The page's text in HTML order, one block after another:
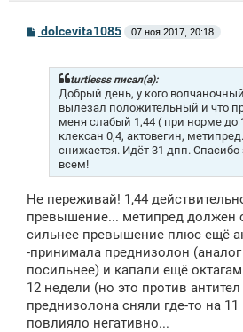
С
о
dolcevita1085 07 ноя 2017, 20:18
turtlesss писал(а):
Добрый день, у кого
вылезал положительный и что
меня слабый 1,44 ( при норме до
клексан 0,4, актовегин,
снижается. Идёт 31 дпп.
всем!
Не переживай! 1,44
превышение... метипред должен
сильнее превышение плюс ещё
-принимала преднизолон
посильнее) и капали ещё
12 недели (но это против
преднизолона сняли где-то на
повлияло негативно...